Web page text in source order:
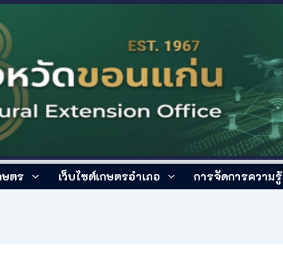
ษตร เว็บไซต์เกษตรอำเภอ การจัดการความรู้